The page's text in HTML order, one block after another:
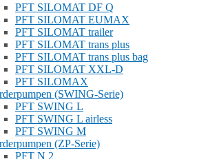
PFT SILOMAT DF Q
PFT SILOMAT EUMAX
PFT SILOMAT trailer
PFT SILOMAT trans plus
PFT SILOMAT trans plus bag
PFT SILOMAT XXL-D
PFT SILOMAX
(SWING-Serie)
PFT SWING L
PFT SWING L airless
PFT SWING M
(ZP-Serie)
PFT N 2